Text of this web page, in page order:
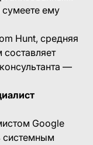
сумеете ему
Hunt, средняя
—
Google
системным